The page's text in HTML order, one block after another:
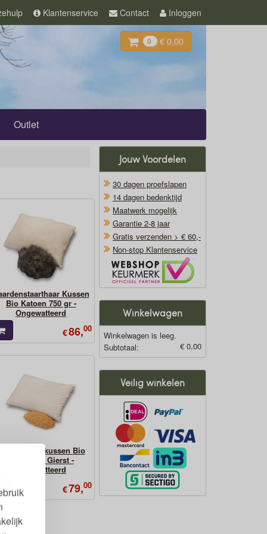
Klantenservice Contact Inloggen
0 € 0,00
Outlet
Kussen
Bio Katoen 750 gr -
Ongewatteerd
€86,00
Vegan Hoofdkussen Bio
Katoen en Gierst -
Ongewatteerd
€79,00
Jouw Voordelen
30 dagen proefslapen
14 dagen bedenktijd
Maatwerk mogelijk
Garantie 2-8 jaar
Gratis verzenden > € 60,-
Non-stop Klantenservice
Winkelwagen
Winkelwagen is leeg.
Subtotaal:
€ 0,00
Veilig winkelen